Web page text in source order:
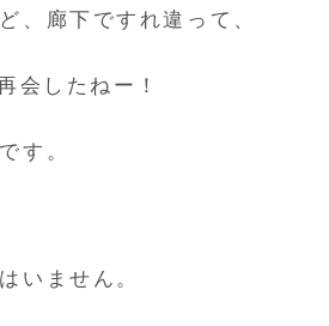
、廊下ですれ違って、
したねー！
す。
いません。